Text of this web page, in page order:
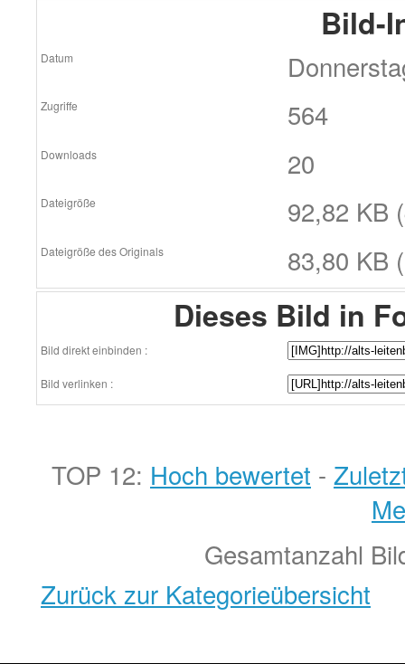
Bild-
Datum
Zugriffe 564
Downloads 20
Dateigröße 92,82 KB
Dateigröße des Originals 83,80 KB
Dieses Bild in
Bild direkt einbinden :
Bild verlinken :
TOP 12: Hoch bewertet -
Gesamtanzahl
Zurück zur Kategorieübersicht